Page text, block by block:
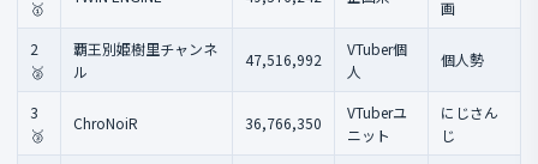
🥇
画
2
🥈
覇王別姫樹里チャンネ
ル
47,516,992
VTuber個
人
個人勢
3
🥉
ChroNoiR 36,766,350
VTuberユ
ニット
にじさん
じ